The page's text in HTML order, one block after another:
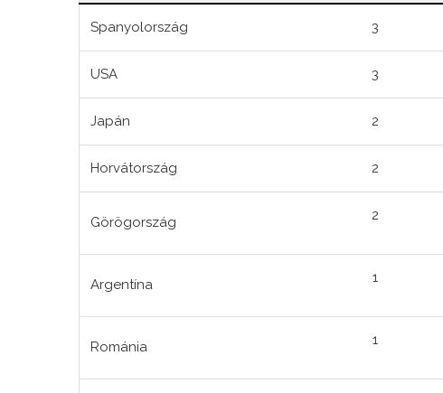
Spanyolország 3
USA 3
Japán 2
Horvátország 2
Görögország 2
Argentína 1
Románia 1